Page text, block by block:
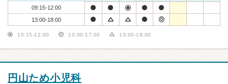
09:15-12:00
13:00-18:00
10:15-12:00 13:00-17:00 13:00-19:00
円山ため小児科